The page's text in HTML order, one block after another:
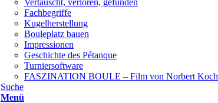
Vertauscht, verloren, gefunden
Fachbegriffe
Kugelherstellung
Bouleplatz bauen
Impressionen
Geschichte des Pétanque
Turniersoftware
FASZINATION BOULE – Film von Norbert Koch
Suche
Menü